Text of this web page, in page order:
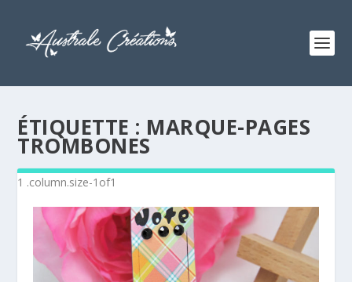
ÉTIQUETTE : MARQUE-PAGES
TROMBONES